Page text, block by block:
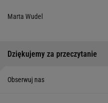
Marta Wudel
Dziękujemy za przeczytanie
Obserwuj nas